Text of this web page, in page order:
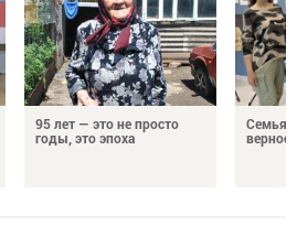
95 лет — это не просто
годы, это эпоха
Семья